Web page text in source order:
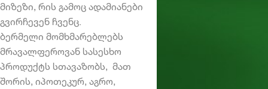
მიზეზი, რის გამოც ადამიანები
გვირჩევენ ჩვენც.
ბერმელი მომხმარებლებს
მრავალფეროვან სასესხო
პროდუქტს სთავაზობს, მათ
შორის, იპოთეკურ, აგრო,